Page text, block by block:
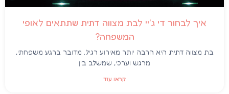
איך לבחור די ג'יי לבת מצווה דתית שתתאים לאופי
המשפחה?
בת מצווה דתית היא הרבה יותר מאירוע רגיל. מדובר ברגע משפחתי,
מרגש וערכי, שמשלב בין
קראו עוד